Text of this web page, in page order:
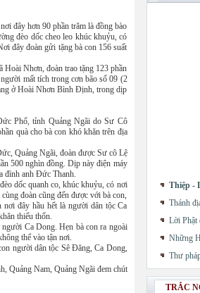
đây hơn 90 phần trăm là đồng bào
đèo dốc cheo leo khúc khuỷu, có
đây đoàn gửi tặng bà con 156 suất
Nhơn, đoàn trao tặng 123 phần
mất tích trong cơn bão số 09 (2
ở Hoài Nhơn Bình Định, trong dịp
Phổ, tỉnh Quảng Ngãi do Sư Cô
quà cho bà con khó khăn trên địa
Quảng Ngãi, đoàn được Sư cô Lệ
500 nghìn đồng. Dịp này điện máy
đình anh Đức Thanh.
dốc quanh co, khúc khuỷu, có nơi
đoàn cũng đến được với bà con,
đây hầu hết là người dân tộc Ca
thiếu thốn.
Ca Dong. Hẹn bà con ra ngoài
thể vào tận nơi.
người dân tộc Sê Đăng, Ca Dong,
Quảng Nam, Quảng Ngãi đem chút
Thiệp -
Thánh
Lời Phật
Những
Thư
TRẮC